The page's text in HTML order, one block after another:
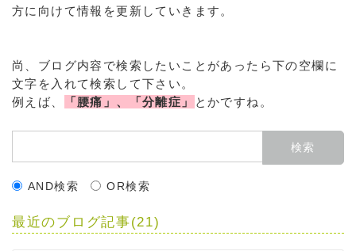
方に向けて情報を更新していきます。
尚、ブログ内容で検索したいことがあったら下の空欄に
文字を入れて検索して下さい。
例えば、
「腰痛」、「分離症」 とかですね。
AND検索 OR検索
最近のブログ記事(21)